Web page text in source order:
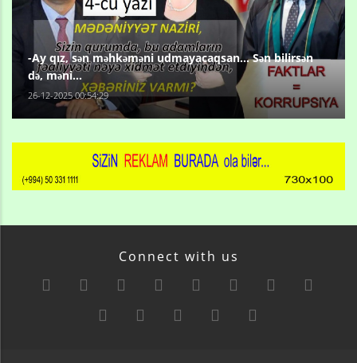
-Ay qız, sən məhkəməni udmayacaqsan... Sən bilirsən
də, məni...
26-12-2025 00:54:29
Connect with us